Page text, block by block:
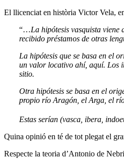
El llicenciat en història Victor Vela,
“…La hipótesis vasquista viene
recibido préstamos de otras
La hipótesis que se basa en el
un valor locativo ahí, aquí. Los
sitio.
Otra hipótesis se basa en el
propio río Aragón, el Arga, el
Estas serían (vasca, ibera,
Quina opinió en té de tot plegat el
Respecte la teoria d’Antonio de